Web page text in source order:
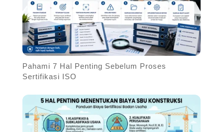
Pahami 7 Hal Penting Sebelum Proses
Sertifikasi ISO